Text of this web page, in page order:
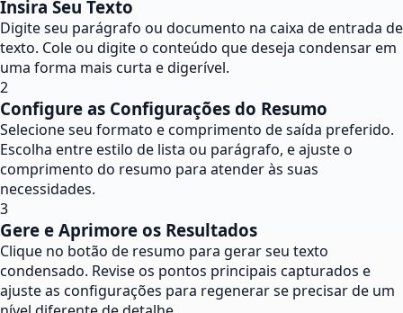
Insira Seu Texto
Digite seu parágrafo ou documento na caixa de entrada de
texto. Cole ou digite o conteúdo que deseja condensar em
uma forma mais curta e digerível.
2
Configure as Configurações do Resumo
Selecione seu formato e comprimento de saída preferido.
Escolha entre estilo de lista ou parágrafo, e ajuste o
comprimento do resumo para atender às suas
necessidades.
3
Gere e Aprimore os Resultados
Clique no botão de resumo para gerar seu texto
condensado. Revise os pontos principais capturados e
ajuste as configurações para regenerar se precisar de um